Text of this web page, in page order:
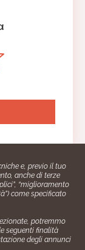
s.r.l.
e, previo il tuo
anche di terze
“miglioramento
come specificato
potremmo
seguenti finalità
degli annunci